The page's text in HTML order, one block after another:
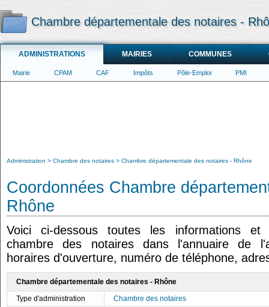
Chambre départementale des notaires -
ADMINISTRATIONS MAIRIES COMMUNES
Mairie CPAM CAF Impôts Pôle-Emploi PMI
Administration Chambre des notaires Chambre départementale des notaires - Rhône
Coordonnées Chambre
Rhône
Voici ci-dessous toutes les informations et
chambre des notaires dans l'annuaire de
horaires d'ouverture, numéro de téléphone,
Chambre départementale des notaires - Rhône
Type d'administration
Chambre des notaires